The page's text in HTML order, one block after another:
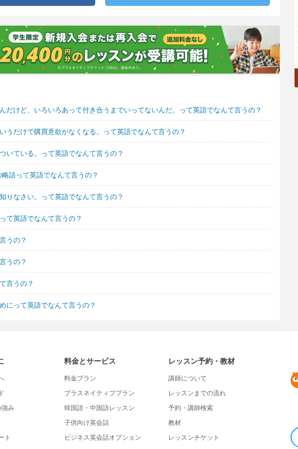
だけど、いろいろあって付き合うまでいってないんだ。って英語でなんて言うの？
うだけで購買意欲がなくなる。って英語でなんて言うの？
いている。って英語でなんて言うの？
語って英語でなんて言うの？
りなさい。って英語でなんて言うの？
て英語でなんて言うの？
うの？
うの？
言うの？
にって英語でなんて言うの？
み
ト
料金とサービス
料金プラン
プラスネイティブプラン
韓国語・中国語レッスン
子供向け英会話
ビジネス英会話オプション
レッスン予約・教材
講師について
レッスンまでの流れ
予約・講師検索
教材
レッスンチケット